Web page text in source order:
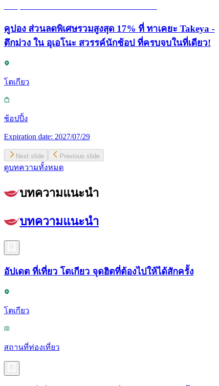
คูปอง ส่วนลดพิเศษรวมสูงสุด 17% ที่ ทาเคยะ Takeya -
ตึกม่วง ใน อุเอโนะ สวรรค์นักช้อป ที่ครบจบในที่เดียว!
โตเกียว
ช้อปปิ้ง
Expiration date: 2027/07/29
Next slide Previous slide
ดูบทความทั้งหมด
บทความแนะนำ
บทความแนะนำ
อัปเดต ที่เที่ยว โตเกียว จุดฮิตที่ต้องไปให้ได้สักครั้ง
โตเกียว
สถานที่ท่องเที่ยว